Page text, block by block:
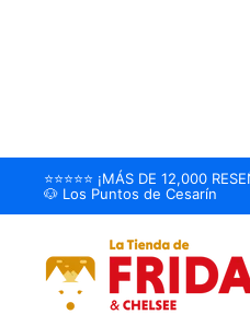
⭐️⭐️⭐️⭐️⭐️ ¡MÁS DE 12,000
🐶 Los Puntos de Cesarín